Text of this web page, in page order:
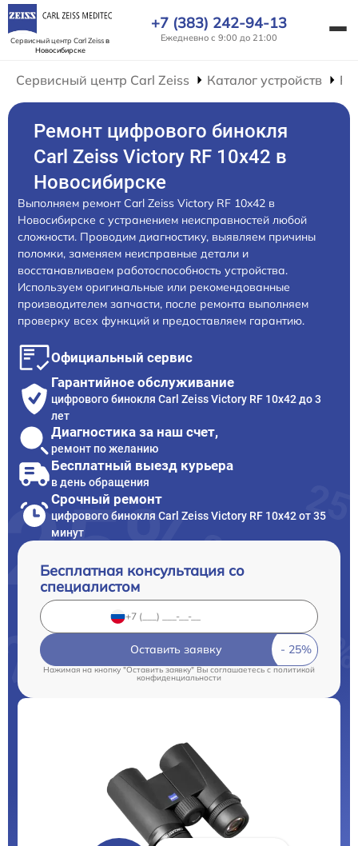
Сервисный центр Carl Zeissв
Новосибирске
+7 (383) 242-94-13
Ежедневно с 9:00 до 21:00
Сервисный центр Carl Zeiss Каталог устройств
Ремонт цифрового бинокля
Carl Zeiss Victory RF 10x42 в
Новосибирске
Выполняем ремонт Carl Zeiss Victory RF 10x42 в
Новосибирске с устранением неисправностей любой
сложности. Проводим диагностику, выявляем причины
поломки, заменяем неисправные детали и
восстанавливаем работоспособность устройства.
Используем оригинальные или рекомендованные
производителем запчасти, после ремонта выполняем
проверку всех функций и предоставляем гарантию.
Официальный сервис
Гарантийное обслуживание
цифрового бинокля Carl Zeiss Victory RF 10x42 до 3
лет
Диагностика за наш счет,
ремонт по желанию
Бесплатный выезд курьера
в день обращения
Срочный ремонт
цифрового бинокля Carl Zeiss Victory RF 10x42 от 35
минут
Бесплатная консультация со
специалистом
Оставить заявку
Нажимая на кнопку "Оставить заявку" Вы соглашаетесь cполитикой
конфиденциальности